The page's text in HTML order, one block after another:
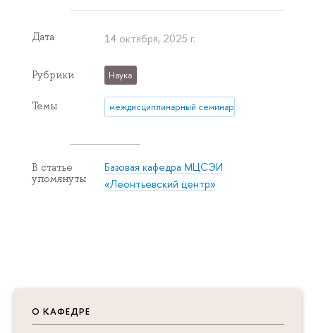
О КАФЕДРЕ
Дата 14 октября, 2025 г.
Рубрики Наука
Темы междисциплинарный семинар
В статье
упомянуты
Базовая кафедра МЦСЭИ
«Леонтьевский центр»